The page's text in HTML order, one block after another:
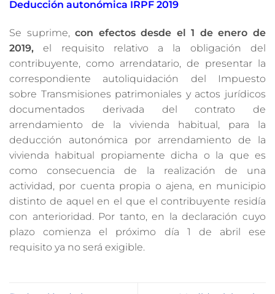
Deducción autonómica IRPF 2019
Se suprime, con efectos desde el 1 de enero de
2019, el requisito relativo a la obligación del
contribuyente, como arrendatario, de presentar la
correspondiente autoliquidación del Impuesto
sobre Transmisiones patrimoniales y actos jurídicos
documentados derivada del contrato de
arrendamiento de la vivienda habitual, para la
deducción autonómica por arrendamiento de la
vivienda habitual propiamente dicha o la que es
como consecuencia de la realización de una
actividad, por cuenta propia o ajena, en municipio
distinto de aquel en el que el contribuyente residía
con anterioridad. Por tanto, en la declaración cuyo
plazo comienza el próximo día 1 de abril ese
requisito ya no será exigible.